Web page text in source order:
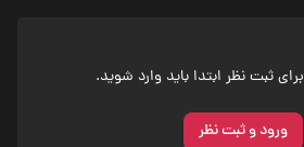
برای ثبت نظر ابتدا باید وارد شوید.
ورود و ثبت نظر